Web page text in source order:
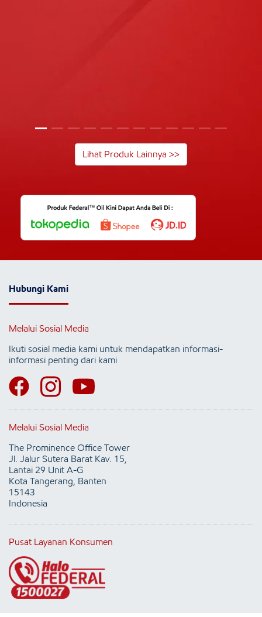
Lihat Produk Lainnya >>
Hubungi Kami
Melalui Sosial Media
Ikuti sosial media kami untuk mendapatkan informasi-
informasi penting dari kami
Melalui Sosial Media
The Prominence Office Tower
Jl. Jalur Sutera Barat Kav. 15,
Lantai 29 Unit A-G
Kota Tangerang, Banten
15143
Indonesia
Pusat Layanan Konsumen